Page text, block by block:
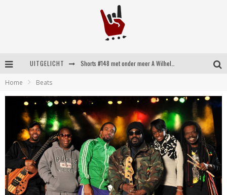
UITGELICHT
Britse emorockers van Basement maken tweede comeback met het indrukwekkende ‘Wired’
Shorts #149 met onder meer No Cure, Eva Under Fire, The Hu en Sleeping With Sirens
Home Beats